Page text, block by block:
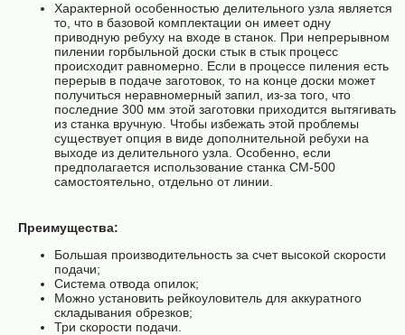
Характерной особенностью делительного узла является
то, что в базовой комплектации он имеет одну
приводную ребуху на входе в станок. При непрерывном
пилении горбыльной доски стык в стык процесс
происходит равномерно. Если в процессе пиления есть
перерыв в подаче заготовок, то на конце доски может
получиться неравномерный запил, из-за того, что
последние 300 мм этой заготовки приходится вытягивать
из станка вручную. Чтобы избежать этой проблемы
существует опция в виде дополнительной ребухи на
выходе из делительного узла. Особенно, если
предполагается использование станка СМ-500
самостоятельно, отдельно от линии.
Преимущества:
Большая производительность за счет высокой скорости
подачи;
Система отвода опилок;
Можно установить рейкоуловитель для аккуратного
складывания обрезков;
Три скорости подачи.